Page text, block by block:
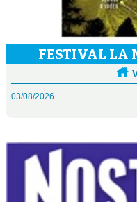
FESTIVAL LA
03/08/2026